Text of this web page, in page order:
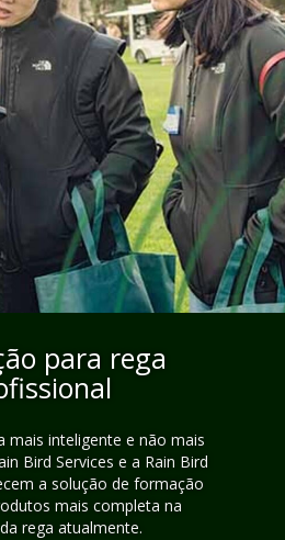
para rega
mais inteligente e não mais
Bird Services e a Rain Bird
a solução de formação
mais completa na
rega atualmente.